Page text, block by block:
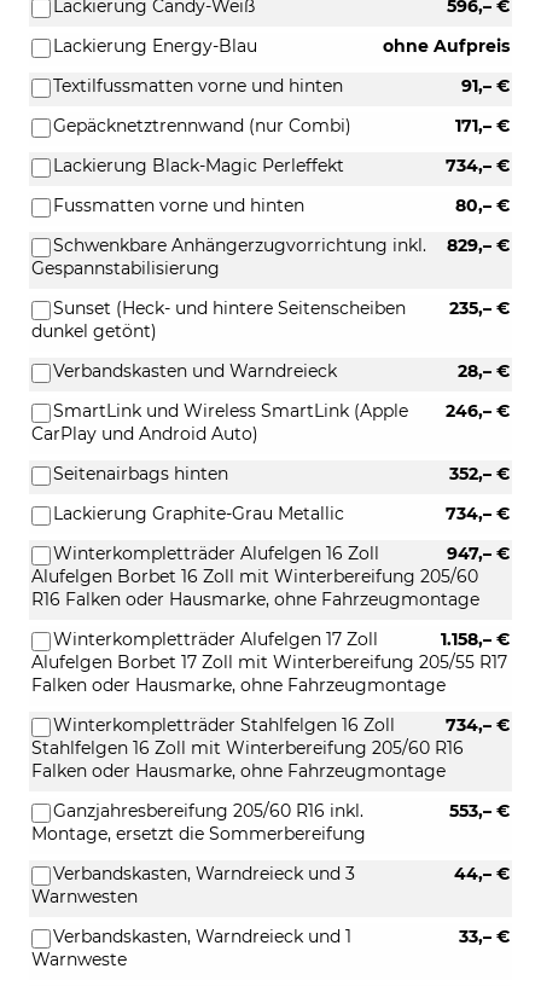
596,– €
Lackierung Candy-Weiß
ohne Aufpreis
Lackierung Energy-Blau
91,– €
Textilfussmatten vorne und hinten
171,– €
Gepäcknetztrennwand (nur Combi)
734,– €
Lackierung Black-Magic Perleffekt
80,– €
Fussmatten vorne und hinten
829,– €
Schwenkbare Anhängerzugvorrichtung inkl.
Gespannstabilisierung
235,– €
Sunset (Heck- und hintere Seitenscheiben
dunkel getönt)
28,– €
Verbandskasten und Warndreieck
246,– €
SmartLink und Wireless SmartLink (Apple
CarPlay und Android Auto)
352,– €
Seitenairbags hinten
734,– €
Lackierung Graphite-Grau Metallic
947,– €
Winterkompletträder Alufelgen 16 Zoll
Alufelgen Borbet 16 Zoll mit Winterbereifung 205/60
R16 Falken oder Hausmarke, ohne Fahrzeugmontage
1.158,– €
Winterkompletträder Alufelgen 17 Zoll
Alufelgen Borbet 17 Zoll mit Winterbereifung 205/55 R17
Falken oder Hausmarke, ohne Fahrzeugmontage
734,– €
Winterkompletträder Stahlfelgen 16 Zoll
Stahlfelgen 16 Zoll mit Winterbereifung 205/60 R16
Falken oder Hausmarke, ohne Fahrzeugmontage
553,– €
Ganzjahresbereifung 205/60 R16 inkl.
Montage, ersetzt die Sommerbereifung
44,– €
Verbandskasten, Warndreieck und 3
Warnwesten
33,– €
Verbandskasten, Warndreieck und 1
Warnweste